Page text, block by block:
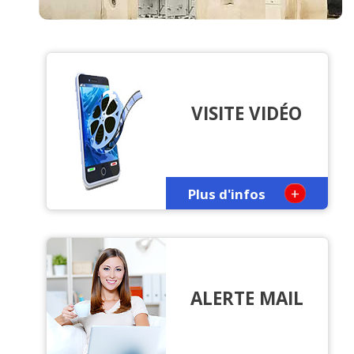
VISITE VIDÉO
Plus d'infos +
ALERTE MAIL